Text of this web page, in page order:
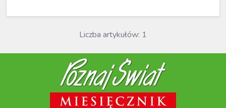
Liczba artykułów: 1